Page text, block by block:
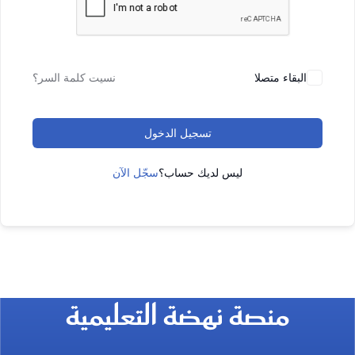
البقاء متصلا نسيت كلمة السر؟
تسجيل الدخول
ليس لديك حساب؟سجّل الآن
منصة نهضة التعليمية